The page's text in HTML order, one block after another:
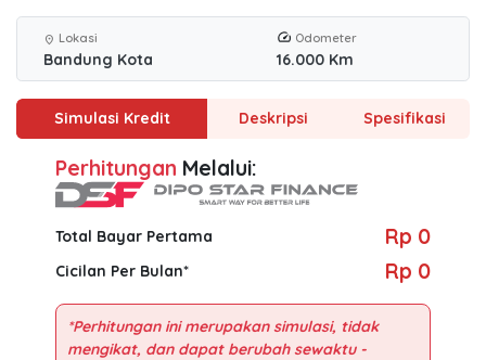
location_on Lokasi
Bandung Kota
Odometer
16.000 Km
Simulasi Kredit Deskripsi Spesifikasi
Perhitungan Melalui:
Total Bayar Pertama Rp 0
Cicilan Per Bulan* Rp 0
*Perhitungan ini merupakan simulasi, tidak
mengikat, dan dapat berubah sewaktu -